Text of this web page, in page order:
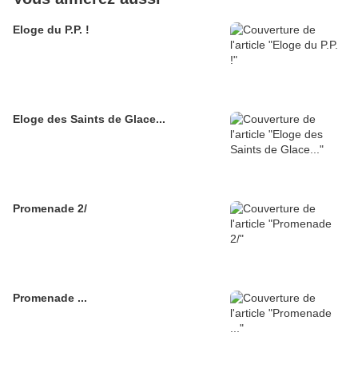
Eloge du P.P. !
Eloge des Saints de Glace...
Promenade 2/
Promenade ...